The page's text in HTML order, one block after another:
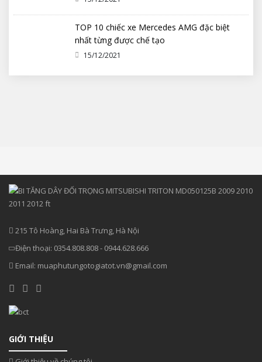
TOP 10 chiếc xe Mercedes AMG đặc biệt
nhất từng được chế tạo
15/12/2021
215 Tô Hoàng, Hai Bà Trưng, Hà Nội
Điện thoại: 0354.808.808- 0944.628.666
Email: muaphutungotogiatot.vn@gmail.com
GIỚI THIỆU